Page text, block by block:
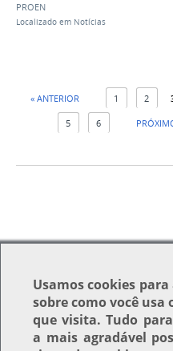
PROEN
Localizado em Notícias
« ANTERIOR 1 2
5 6
Usamoscookies para
sobre como você usa
que visita. Tudo
a mais agradável